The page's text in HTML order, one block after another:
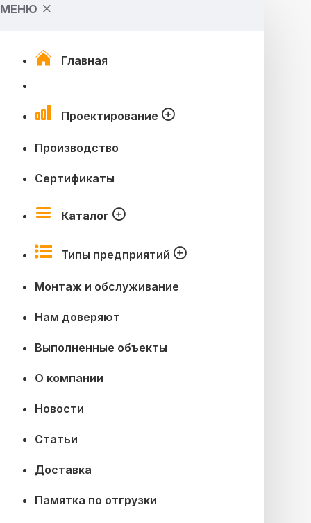
МЕНЮ
Главная
Проектирование
Производство
Сертификаты
Каталог
Типы предприятий
Монтаж и обслуживание
Нам доверяют
Выполненные объекты
О компании
Новости
Статьи
Доставка
Памятка по отгрузки